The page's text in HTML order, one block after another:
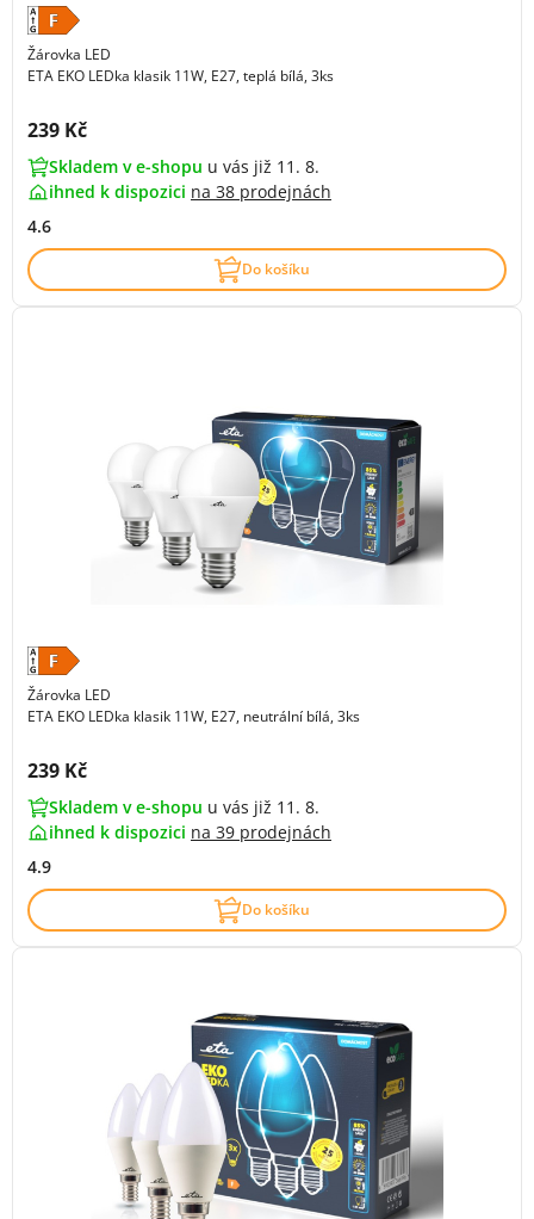
Žárovka LED
ETA EKO LEDka klasik 11W, E27, teplá bílá, 3ks
Cena s DPH:
239 Kč
Skladem v e-shopu u vás již 11. 8.
ihned k dispozici na 38 prodejnách
4.6
Do košíku
Žárovka LED
ETA EKO LEDka klasik 11W, E27, neutrální bílá, 3ks
Cena s DPH:
239 Kč
Skladem v e-shopu u vás již 11. 8.
ihned k dispozici na 39 prodejnách
4.9
Do košíku